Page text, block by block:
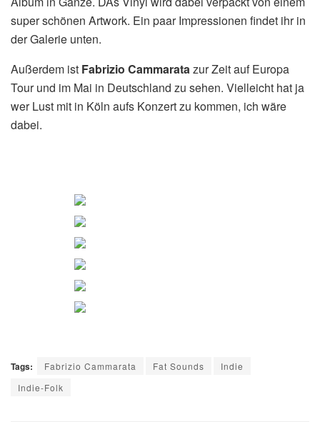
super schönen Artwork. Ein paar Impressionen findet ihr in
der Galerie unten.
Außerdem ist Fabrizio Cammaratazur Zeit auf Europa
Tour und im Mai in Deutschland zu sehen. Vielleicht hat ja
wer Lust mit in Köln aufs Konzert zu kommen, ich wäre
dabei.
Tags: Fabrizio Cammarata Fat Sounds
Indie
Indie-Folk